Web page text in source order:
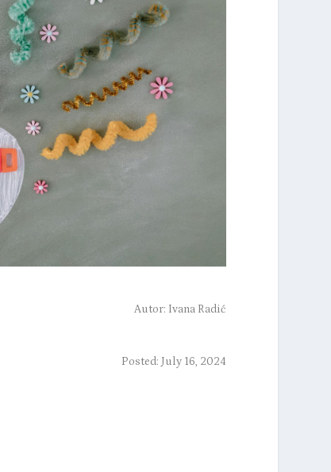
Autor: Ivana Radić
Posted: July 16, 2024